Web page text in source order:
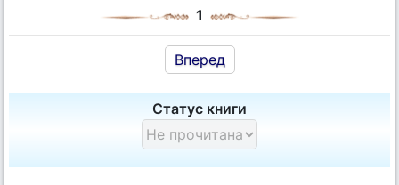
1
Вперед
Статус книги